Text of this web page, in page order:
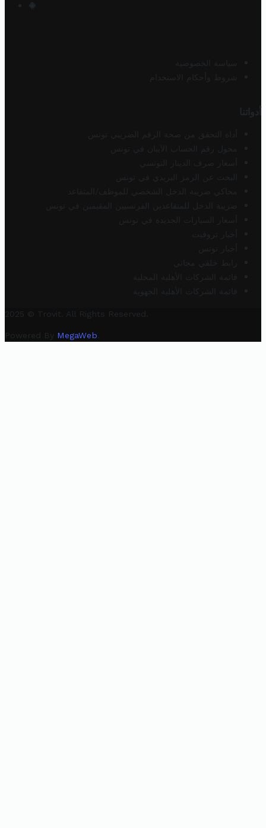
سياسة الخصوصية
شروط وأحكام الاستخدام
أدواتنا
أداة التحقق من صحة الرقم الضريبي تونس
محول رقم الحساب الآيبان في تونس
أسعار صرف الدينار التونسي
البحث عن الرمز البريدي في تونس
محاكي ضريبة الدخل الشخصي للموظف/المتقاعد
ضريبة الدخل للمتقاعدين الفرنسيين المقيمين في تونس
أسعار السيارات الجديدة في تونس
أخبار تروفيت
أخبار تونس
رابط خلفي مجاني
قائمة الشركات الأهلية المحلية
قائمة الشركات الأهلية الجهوية
2025 © Trovit. All Rights Reserved.
Powered By MegaWeb